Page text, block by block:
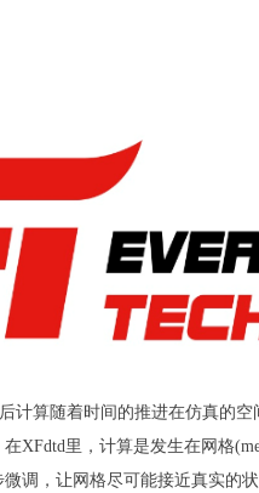
计算随着时间的推进在仿真的
XFdtd里，计算是发生在网格
调，让网格尽可能接近真实的